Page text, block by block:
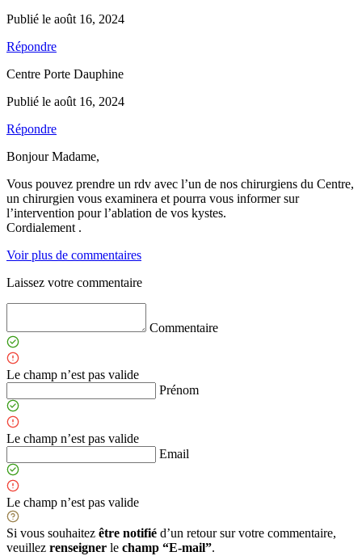
Publié le août 16, 2024
Répondre
Centre Porte Dauphine
Publié le août 16, 2024
Répondre
Bonjour Madame,
Vous pouvez prendre un rdv avec l’un de nos chirurgiens du Centre,
un chirurgien vous examinera et pourra vous informer sur
l’intervention pour l’ablation de vos kystes.
Cordialement .
Voir plus de commentaires
Laissez votre commentaire
Commentaire
Le champ n’est pas valide
Prénom
Le champ n’est pas valide
Email
Le champ n’est pas valide
Si vous souhaitez être notifié d’un retour sur votre commentaire,
veuillez renseigner le champ “E-mail”.